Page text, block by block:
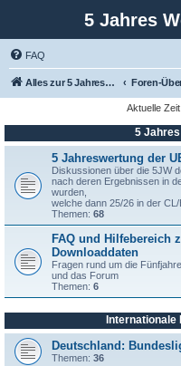
5 Jahres
FAQ
Alles zur 5 Jahreswertung / Tabelle der UEFA mit vielen Statistiken. Foren-
Aktuelle
5 Jahres
5 Jahreswertung der
Diskussionen über die 5JW
nach deren Ergebnissen in
wurden,
welche dann 25/26 in der
Themen: 68
FAQ und Hilfebereich
Downloaddaten
Fragen rund um die
und das Forum
Themen: 6
Internationale
Deutschland:
Themen: 36